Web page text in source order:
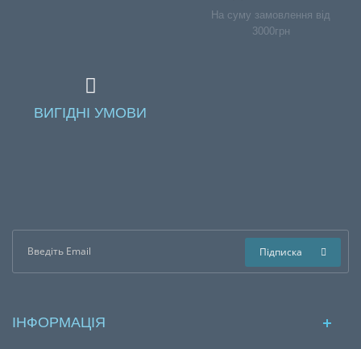
На суму замовлення від
3000грн
ВИГІДНІ УМОВИ
Підписка
ІНФОРМАЦІЯ